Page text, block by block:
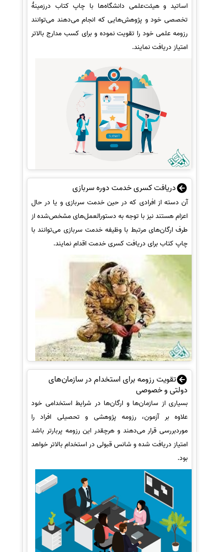
اساتید و هیئت‌علمی دانشگاه‌ها با چاپ کتاب درزمینهٔ
تخصصی خود و پژوهش‌هایی که انجام می‌دهند می‌توانند
رزومه علمی خود را تقویت نموده و برای کسب مدارج بالاتر
امتیاز دریافت نمایند.
دریافت کسری خدمت دوره سربازی
آن دسته از افرادی که در حین خدمت سربازی و یا در حال
اعزام هستند نیز با توجه به دستورالعمل‌های مشخص‌شده از
طرف ارگان‌های مرتبط با وظیفه خدمت سربازی می‌توانند با
چاپ کتاب برای دریافت کسری خدمت اقدام نمایند.
تقویت رزومه برای استخدام در سازمان‌های
دولتی و خصوصی
بسیاری از سازمان‌ها و ارگان‌ها در شرایط استخدامی خود
علاوه بر آزمون، رزومه پژوهشی و تحصیلی افراد را
موردبررسی قرار می‌دهند و هرچقدر این رزومه پربارتر باشد
امتیاز دریافت شده و شانس قبولی در استخدام بالاتر خواهد
بود.